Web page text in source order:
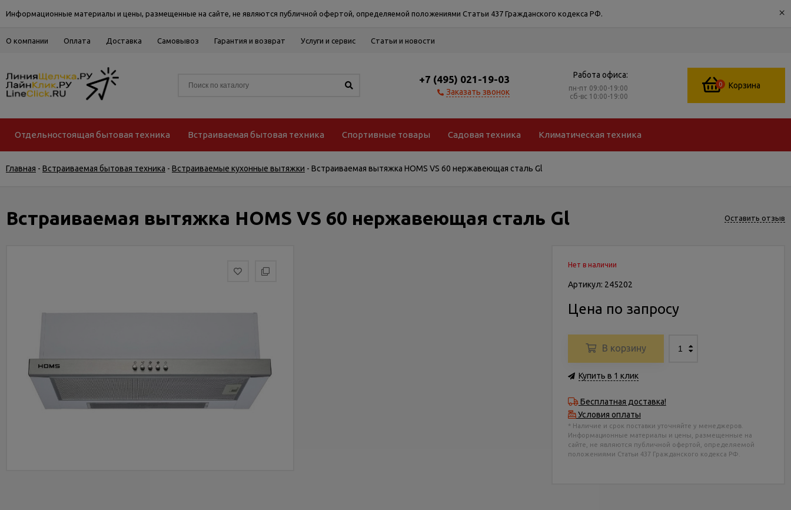
Информационные материалы и цены, размещенные на сайте, не являются публичной офертой, определяемой положениями Статьи 437 Гражданского кодекса РФ. ×
О компании Оплата Доставка Самовывоз Гарантия и возврат Услуги и сервис Статьи и новости
+7 (495) 021-19-03
Заказать звонок
Работа офиса:
пн-пт 09:00-19:00
сб-вс 10:00-19:00
0 Корзина
Отдельностоящая бытовая техника Встраиваемая бытовая техника Спортивные товары Садовая техника Климатическая техника
Главная - Встраиваемая бытовая техника - Встраиваемые кухонные вытяжки - Встраиваемая вытяжка HOMS VS 60 нержавеющая сталь Gl
Встраиваемая вытяжка HOMS VS 60 нержавеющая сталь Gl Оставить отзыв
Нет в наличии
Артикул: 245202
Цена по запросу
В корзину
Купить в 1 клик
Бесплатная доставка!
Условия оплаты
* Наличие и срок поставки уточняйте у менеджеров.
Информационные материалы и цены, размещенные на
сайте, не являются публичной офертой, определяемой
положениями Статьи 437 Гражданского кодекса РФ.